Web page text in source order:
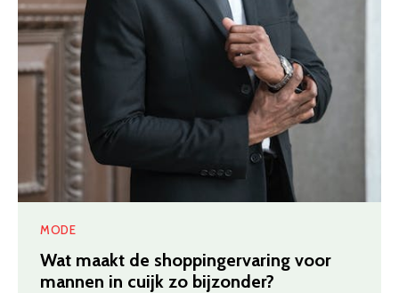
MODE
Wat maakt de shoppingervaring voor
mannen in cuijk zo bijzonder?